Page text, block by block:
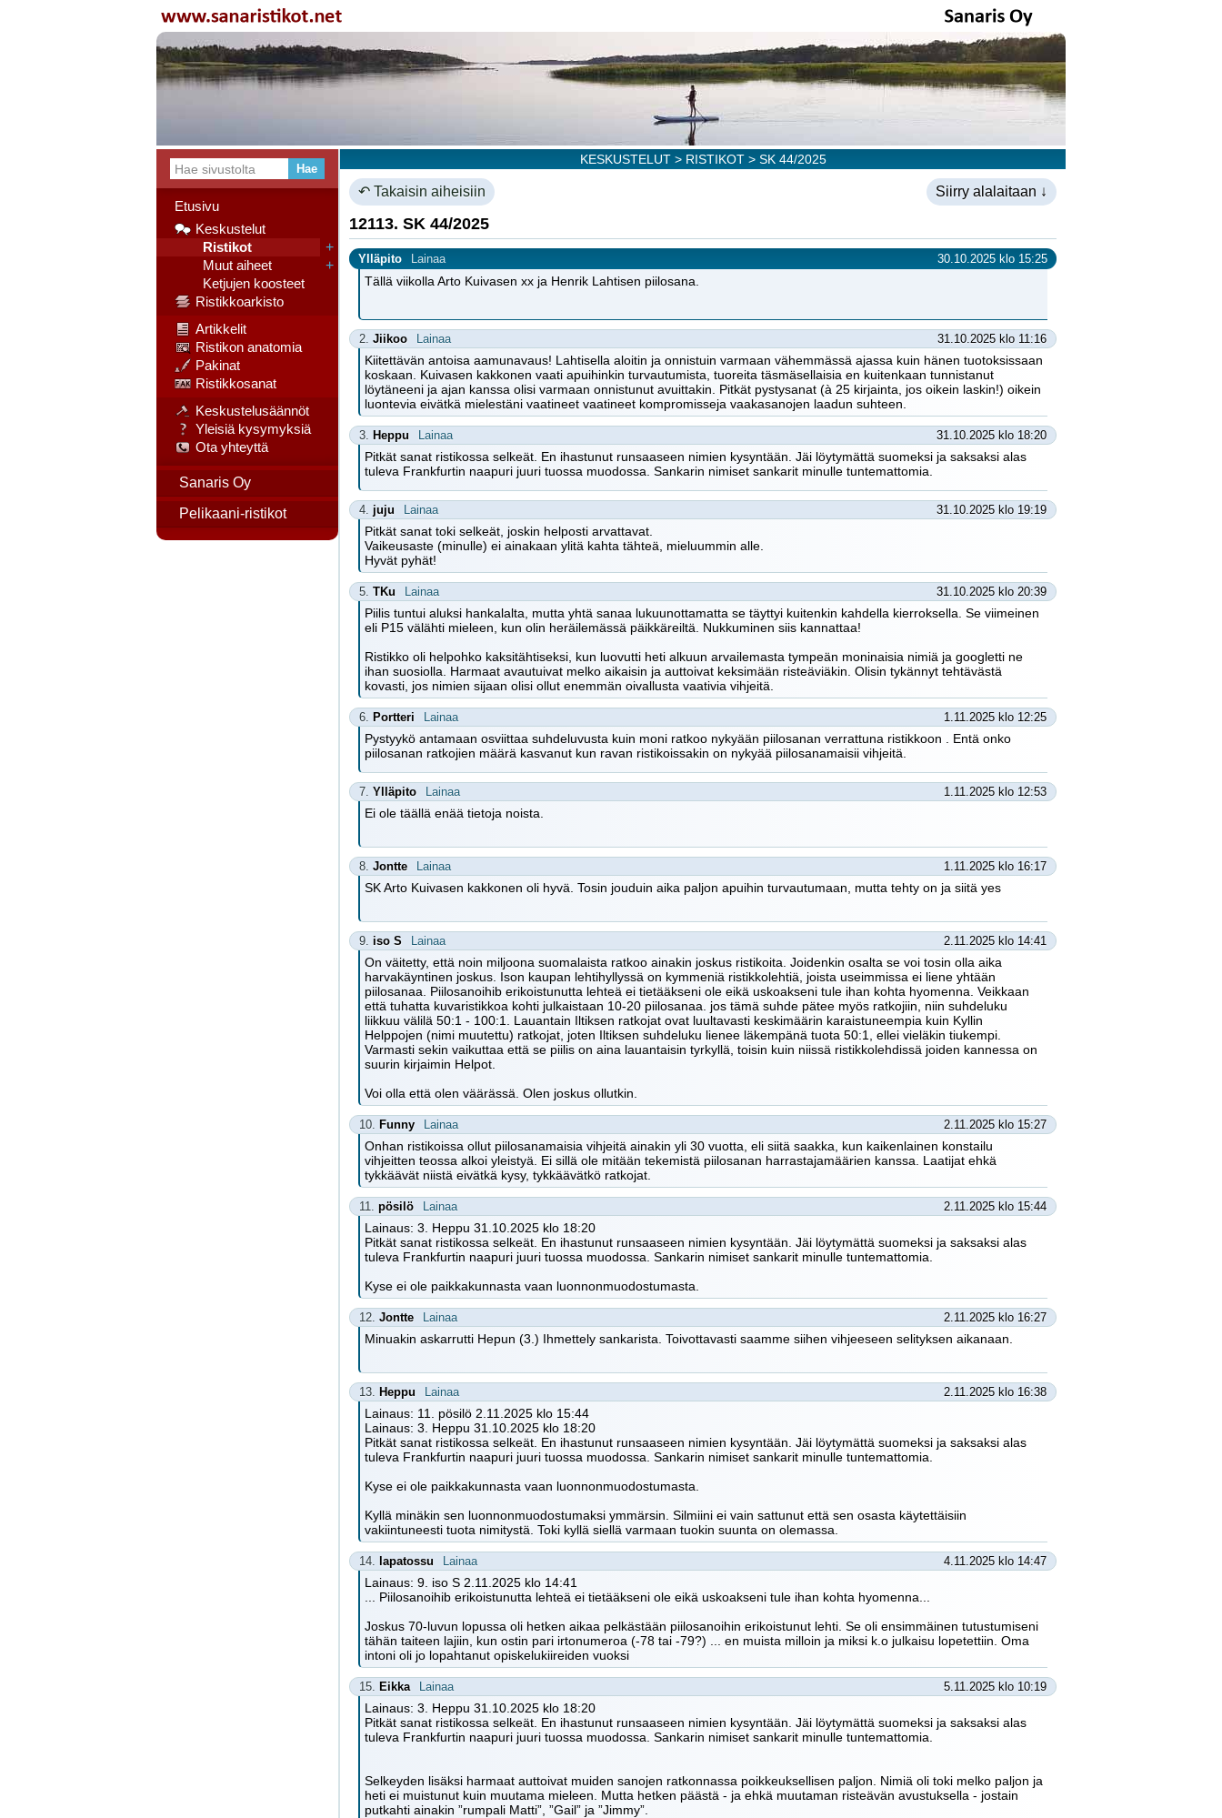
Etusivu
Keskustelut
Ristikot
+
Muut aiheet
+
Ketjujen koosteet
Ristikkoarkisto
Artikkelit
Ristikon anatomia
Pakinat
Ristikkosanat
Keskustelusäännöt
Yleisiä kysymyksiä
Ota yhteyttä
Sanaris Oy
Pelikaani-ristikot
KESKUSTELUT> RISTIKOT> SK 44/2025
↶ Takaisin aiheisiin Siirry alalaitaan ↓
12113. SK 44/2025
Ylläpito Lainaa 30.10.2025 klo 15:25
Tällä viikolla Arto Kuivasen xx ja Henrik Lahtisen piilosana.
2. Jiikoo Lainaa 31.10.2025 klo 11:16
Kiitettävän antoisa aamunavaus! Lahtisella aloitin ja onnistuin varmaan vähemmässä ajassa kuin hänen tuotoksissaan
koskaan. Kuivasen kakkonen vaati apuihinkin turvautumista, tuoreita täsmäsellaisia en kuitenkaan tunnistanut
löytäneeni ja ajan kanssa olisi varmaan onnistunut avuittakin. Pitkät pystysanat (à 25 kirjainta, jos oikein laskin!) oikein
luontevia eivätkä mielestäni vaatineet vaatineet kompromisseja vaakasanojen laadun suhteen.
3. Heppu Lainaa 31.10.2025 klo 18:20
Pitkät sanat ristikossa selkeät. En ihastunut runsaaseen nimien kysyntään. Jäi löytymättä suomeksi ja saksaksi alas
tuleva Frankfurtin naapuri juuri tuossa muodossa. Sankarin nimiset sankarit minulle tuntemattomia.
4. juju Lainaa 31.10.2025 klo 19:19
Pitkät sanat toki selkeät, joskin helposti arvattavat.
Vaikeusaste (minulle) ei ainakaan ylitä kahta tähteä, mieluummin alle.
Hyvät pyhät!
5. TKu Lainaa 31.10.2025 klo 20:39
Piilis tuntui aluksi hankalalta, mutta yhtä sanaa lukuunottamatta se täyttyi kuitenkin kahdella kierroksella. Se viimeinen
eli P15 välähti mieleen, kun olin heräilemässä päikkäreiltä. Nukkuminen siis kannattaa!
Ristikko oli helpohko kaksitähtiseksi, kun luovutti heti alkuun arvailemasta tympeän moninaisia nimiä ja googletti ne
ihan suosiolla. Harmaat avautuivat melko aikaisin ja auttoivat keksimään risteäviäkin. Olisin tykännyt tehtävästä
kovasti, jos nimien sijaan olisi ollut enemmän oivallusta vaativia vihjeitä.
6. Portteri Lainaa 1.11.2025 klo 12:25
Pystyykö antamaan osviittaa suhdeluvusta kuin moni ratkoo nykyään piilosanan verrattuna ristikkoon . Entä onko
piilosanan ratkojien määrä kasvanut kun ravan ristikoissakin on nykyää piilosanamaisii vihjeitä.
7. Ylläpito Lainaa 1.11.2025 klo 12:53
Ei ole täällä enää tietoja noista.
8. Jontte Lainaa 1.11.2025 klo 16:17
SK Arto Kuivasen kakkonen oli hyvä. Tosin jouduin aika paljon apuihin turvautumaan, mutta tehty on ja siitä yes
9. iso S Lainaa 2.11.2025 klo 14:41
On väitetty, että noin miljoona suomalaista ratkoo ainakin joskus ristikoita. Joidenkin osalta se voi tosin olla aika
harvakäyntinen joskus. Ison kaupan lehtihyllyssä on kymmeniä ristikkolehtiä, joista useimmissa ei liene yhtään
piilosanaa. Piilosanoihib erikoistunutta lehteä ei tietääkseni ole eikä uskoakseni tule ihan kohta hyomenna. Veikkaan
että tuhatta kuvaristikkoa kohti julkaistaan 10-20 piilosanaa. jos tämä suhde pätee myös ratkojiin, niin suhdeluku
liikkuu välilä 50:1 - 100:1. Lauantain Iltiksen ratkojat ovat luultavasti keskimäärin karaistuneempia kuin Kyllin
Helppojen (nimi muutettu) ratkojat, joten Iltiksen suhdeluku lienee läkempänä tuota 50:1, ellei vieläkin tiukempi.
Varmasti sekin vaikuttaa että se piilis on aina lauantaisin tyrkyllä, toisin kuin niissä ristikkolehdissä joiden kannessa on
suurin kirjaimin Helpot.
Voi olla että olen väärässä. Olen joskus ollutkin.
10. Funny Lainaa 2.11.2025 klo 15:27
Onhan ristikoissa ollut piilosanamaisia vihjeitä ainakin yli 30 vuotta, eli siitä saakka, kun kaikenlainen konstailu
vihjeitten teossa alkoi yleistyä. Ei sillä ole mitään tekemistä piilosanan harrastajamäärien kanssa. Laatijat ehkä
tykkäävät niistä eivätkä kysy, tykkäävätkö ratkojat.
11. pösilö Lainaa 2.11.2025 klo 15:44
Lainaus: 3. Heppu 31.10.2025 klo 18:20
Pitkät sanat ristikossa selkeät. En ihastunut runsaaseen nimien kysyntään. Jäi löytymättä suomeksi ja saksaksi alas
tuleva Frankfurtin naapuri juuri tuossa muodossa. Sankarin nimiset sankarit minulle tuntemattomia.
Kyse ei ole paikkakunnasta vaan luonnonmuodostumasta.
12. Jontte Lainaa 2.11.2025 klo 16:27
Minuakin askarrutti Hepun (3.) Ihmettely sankarista. Toivottavasti saamme siihen vihjeeseen selityksen aikanaan.
13. Heppu Lainaa 2.11.2025 klo 16:38
Lainaus: 11. pösilö 2.11.2025 klo 15:44
Lainaus: 3. Heppu 31.10.2025 klo 18:20
Pitkät sanat ristikossa selkeät. En ihastunut runsaaseen nimien kysyntään. Jäi löytymättä suomeksi ja saksaksi alas
tuleva Frankfurtin naapuri juuri tuossa muodossa. Sankarin nimiset sankarit minulle tuntemattomia.
Kyse ei ole paikkakunnasta vaan luonnonmuodostumasta.
Kyllä minäkin sen luonnonmuodostumaksi ymmärsin. Silmiini ei vain sattunut että sen osasta käytettäisiin
vakiintuneesti tuota nimitystä. Toki kyllä siellä varmaan tuokin suunta on olemassa.
14. lapatossu Lainaa 4.11.2025 klo 14:47
Lainaus: 9. iso S 2.11.2025 klo 14:41
... Piilosanoihib erikoistunutta lehteä ei tietääkseni ole eikä uskoakseni tule ihan kohta hyomenna...
Joskus 70-luvun lopussa oli hetken aikaa pelkästään piilosanoihin erikoistunut lehti. Se oli ensimmäinen tutustumiseni
tähän taiteen lajiin, kun ostin pari irtonumeroa (-78 tai -79?) ... en muista milloin ja miksi k.o julkaisu lopetettiin. Oma
intoni oli jo lopahtanut opiskelukiireiden vuoksi
15. Eikka Lainaa 5.11.2025 klo 10:19
Lainaus: 3. Heppu 31.10.2025 klo 18:20
Pitkät sanat ristikossa selkeät. En ihastunut runsaaseen nimien kysyntään. Jäi löytymättä suomeksi ja saksaksi alas
tuleva Frankfurtin naapuri juuri tuossa muodossa. Sankarin nimiset sankarit minulle tuntemattomia.
Selkeyden lisäksi harmaat auttoivat muiden sanojen ratkonnassa poikkeuksellisen paljon. Nimiä oli toki melko paljon ja
heti ei muistunut kuin muutama mieleen. Mutta hetken päästä - ja ehkä muutaman risteävän avustuksella - jostain
putkahti ainakin ”rumpali Matti”, ”Gail” ja ”Jimmy”.